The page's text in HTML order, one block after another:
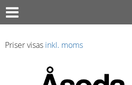
Priser visas inkl. moms